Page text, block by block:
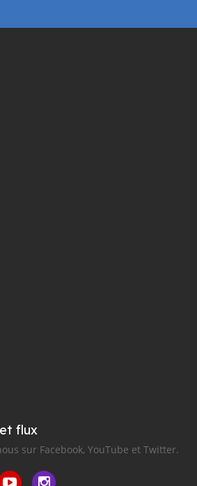
flux
sur Facebook, YouTube et Twitter.